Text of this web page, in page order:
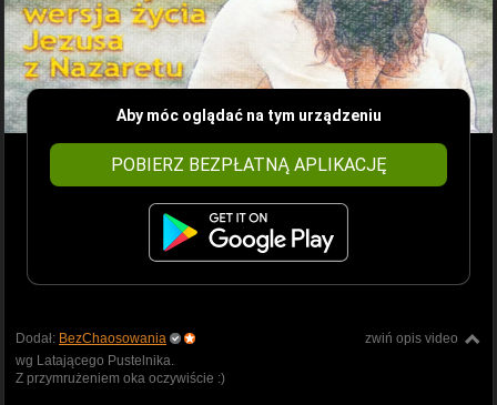
Aby móc oglądać na tym urządzeniu
POBIERZ BEZPŁATNĄ APLIKACJĘ
zwiń opis video
Dodał: BezChaosowania
wg Latającego Pustelnika.
Z przymrużeniem oka oczywiście :)